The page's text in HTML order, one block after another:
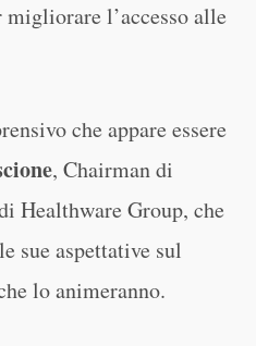
l’accesso alle
che appare essere
, Chairman di
Healthware Group, che
sue aspettative sul
lo animeranno.